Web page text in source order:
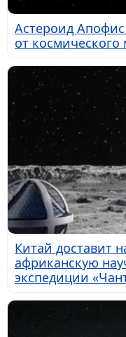
Астероид Апофис
от космического
Китай доставит
африканскую
экспедиции